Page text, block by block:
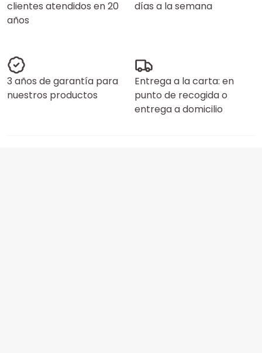
clientes atendidos en 20
años
días a la semana
3 años de garantía para
nuestros productos
Entrega a la carta: en
punto de recogida o
entrega a domicilio